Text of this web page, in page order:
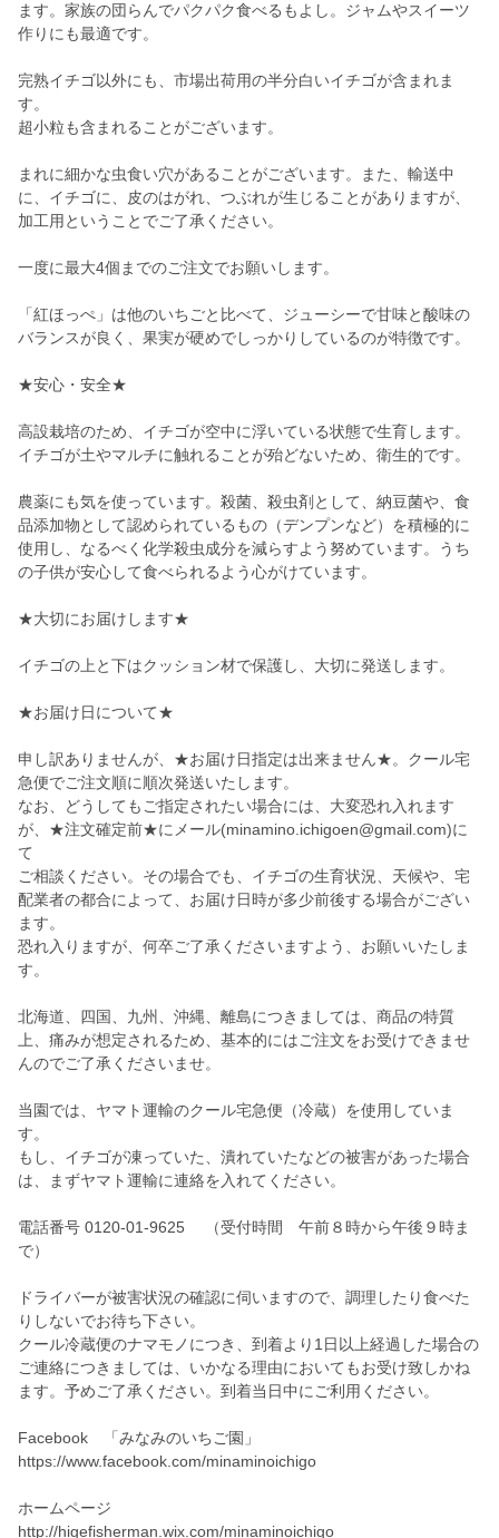
ます。家族の団らんでパクパク食べるもよし。ジャムやスイーツ
作りにも最適です。
完熟イチゴ以外にも、市場出荷用の半分白いイチゴが含まれま
す。
超小粒も含まれることがございます。
まれに細かな虫食い穴があることがございます。また、輸送中
に、イチゴに、皮のはがれ、つぶれが生じることがありますが、
加工用ということでご了承ください。
一度に最大4個までのご注文でお願いします。
「紅ほっぺ」は他のいちごと比べて、ジューシーで甘味と酸味の
バランスが良く、果実が硬めでしっかりしているのが特徴です。
★安心・安全★
高設栽培のため、イチゴが空中に浮いている状態で生育します。
イチゴが土やマルチに触れることが殆どないため、衛生的です。
農薬にも気を使っています。殺菌、殺虫剤として、納豆菌や、食
品添加物として認められているもの（デンプンなど）を積極的に
使用し、なるべく化学殺虫成分を減らすよう努めています。うち
の子供が安心して食べられるよう心がけています。
★大切にお届けします★
イチゴの上と下はクッション材で保護し、大切に発送します。
★お届け日について★
申し訳ありませんが、★お届け日指定は出来ません★。クール宅
急便でご注文順に順次発送いたします。
なお、どうしてもご指定されたい場合には、大変恐れ入れます
が、★注文確定前★にメール(minamino.ichigoen@gmail.com)に
て
ご相談ください。その場合でも、イチゴの生育状況、天候や、宅
配業者の都合によって、お届け日時が多少前後する場合がござい
ます。
恐れ入りますが、何卒ご了承くださいますよう、お願いいたしま
す。
北海道、四国、九州、沖縄、離島につきましては、商品の特質
上、痛みが想定されるため、基本的にはご注文をお受けできませ
んのでご了承くださいませ。
当園では、ヤマト運輸のクール宅急便（冷蔵）を使用していま
す。
もし、イチゴが凍っていた、潰れていたなどの被害があった場合
は、まずヤマト運輸に連絡を入れてください。
電話番号 0120-01-9625 （受付時間 午前８時から午後９時ま
で）
ドライバーが被害状況の確認に伺いますので、調理したり食べた
りしないでお待ち下さい。
クール冷蔵便のナマモノにつき、到着より1日以上経過した場合の
ご連絡につきましては、いかなる理由においてもお受け致しかね
ます。予めご了承ください。到着当日中にご利用ください。
Facebook 「みなみのいちご園」
https://www.facebook.com/minaminoichigo
ホームページ
http://higefisherman.wix.com/minaminoichigo